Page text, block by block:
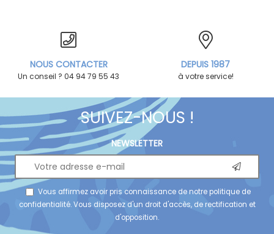
NOUS CONTACTER
Un conseil ? 04 94 79 55 43
DEPUIS 1987
à votre service!
SUIVEZ-NOUS !
NEWSLETTER
Vous affirmez avoir pris connaissance de notre politique de
confidentialité. Vous disposez d'un droit d'accès, de rectification et
d'opposition.